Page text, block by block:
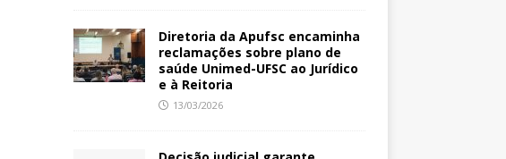
Diretoria da Apufsc encaminha
reclamações sobre plano de
saúde Unimed-UFSC ao Jurídico
e à Reitoria
13/03/2026